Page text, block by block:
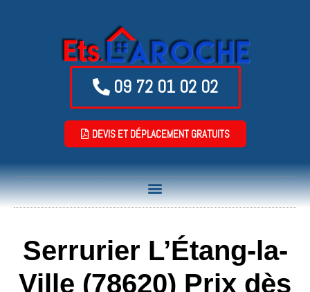
09 72 01 02 02
DEVIS ET DÉPLACEMENT GRATUITS
Serrurier L’Étang-la-
Ville (78620) Prix dès